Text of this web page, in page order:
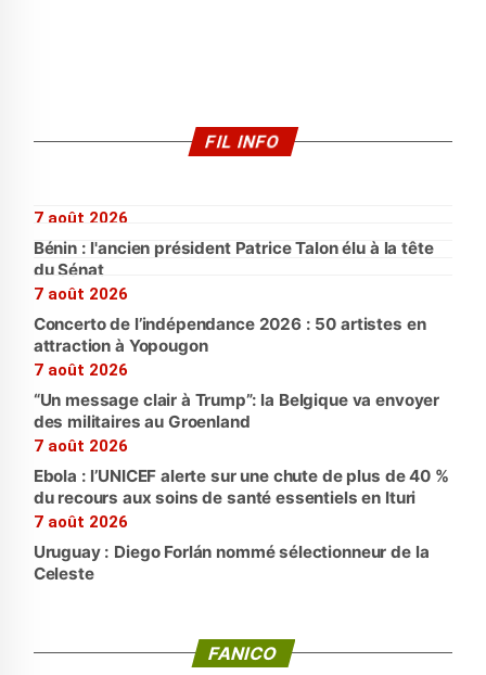
FIL INFO
7 août 2026
Bénin : l'ancien président Patrice Talon élu à la tête
du Sénat
7 août 2026
Concerto de l’indépendance 2026 : 50 artistes en
attraction à Yopougon
7 août 2026
“Un message clair à Trump”: la Belgique va envoyer
des militaires au Groenland
7 août 2026
Ebola : l’UNICEF alerte sur une chute de plus de 40 %
du recours aux soins de santé essentiels en Ituri
7 août 2026
Uruguay : Diego Forlán nommé sélectionneur de la
Celeste
FANICO